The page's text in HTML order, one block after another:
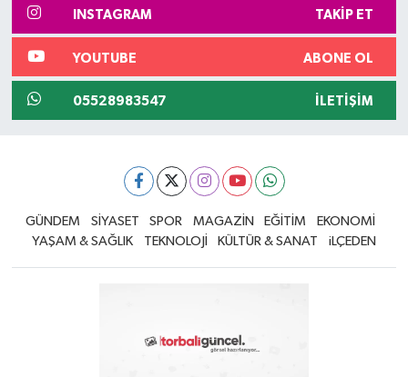
INSTAGRAM TAKIP ET
YOUTUBE ABONE OL
05528983547 İLETIŞIM
GÜNDEM SİYASET SPOR MAGAZİN EĞİTİM
EKONOMİ
YAŞAM & SAĞLIK
TEKNOLOJİ KÜLTÜR & SANAT iLÇEDEN